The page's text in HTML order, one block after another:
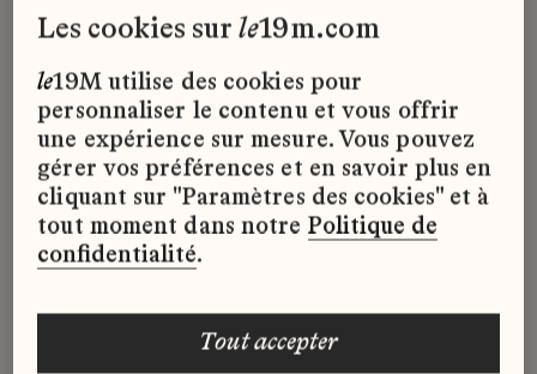
Mode, futurs acteurs de l’industrie, à
des métiers aujourd’hui trop peu
connus.
La Chaire CHANEL et le19M des
savoir-faire de la mode est dirigée
par Émilie Hammen, docteure en
histoire de l’art (Université Paris 1
d’une formation de designer, à la fois
en arts appliqués à l’ESAA Duperré
les cookies surle19m.com
le19M utilise des cookies pour
personnaliser le contenu et vous offrir
une expérience sur mesure. Vous pouvez
gérer vos préférences et en savoir plus en
cliquant sur "Paramètres des cookies" et à
tout moment dans notre Politique de
confidentialité.
tout accepter